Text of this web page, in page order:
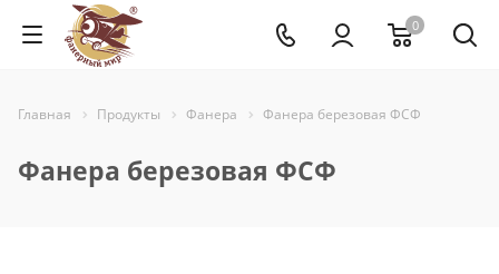
0
Главная Продукты Фанера Фанера березовая ФСФ
Фанера березовая ФСФ